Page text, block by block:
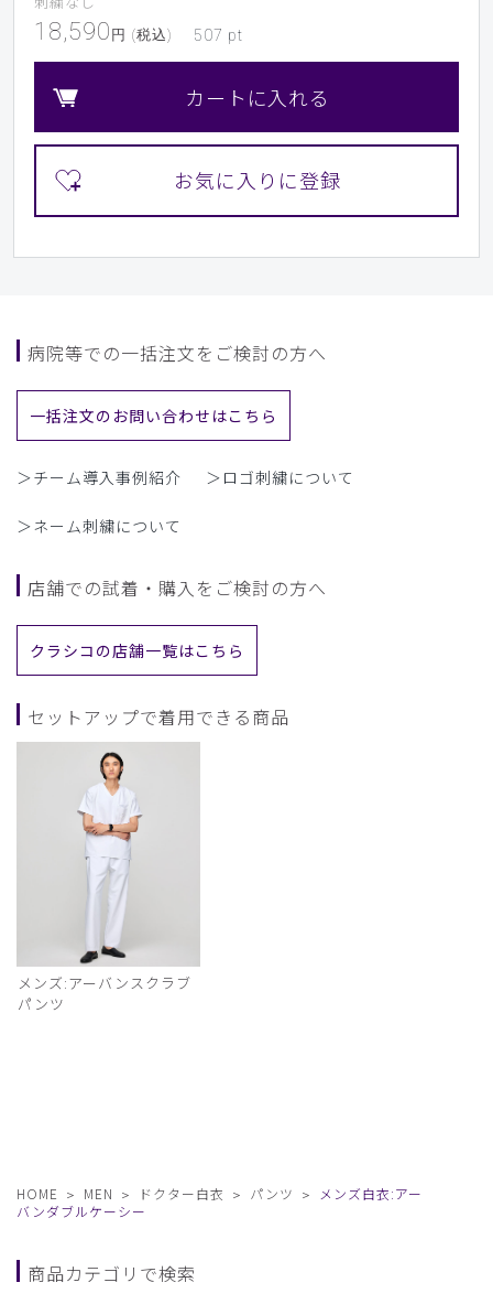
18,590 円 (税込) 507 pt
カートに入れる
病院等での一括注文をご検討の方へ
一括注文のお問い合わせはこちら
＞チーム導入事例紹介 ＞ロゴ刺繍について
＞ネーム刺繍について
店舗での試着・購入をご検討の方へ
クラシコの店舗一覧はこちら
セットアップで着用できる商品
メンズ:アーバンスクラブ
パンツ
HOME MEN ドクター白衣 パンツ
メンズ白衣:アー
バンダブルケーシー
商品カテゴリで検索